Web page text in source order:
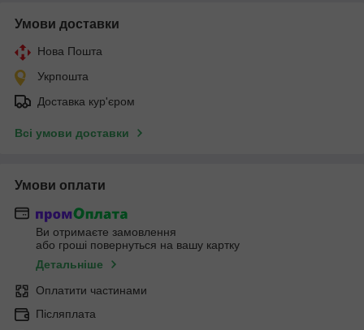
Умови доставки
Нова Пошта
Укрпошта
Доставка кур'єром
Всі умови доставки
Умови оплати
Ви отримаєте замовлення
або гроші повернуться на вашу картку
Детальніше
Оплатити частинами
Післяплата